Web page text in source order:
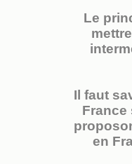
Le
Il faut
France
en